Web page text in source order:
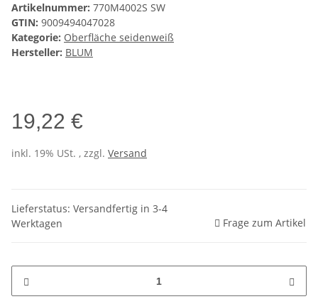
Artikelnummer: 770M4002S SW
GTIN: 9009494047028
Kategorie: Oberfläche seidenweiß
Hersteller: BLUM
19,22 €
inkl. 19% USt. , zzgl. Versand
Lieferstatus: Versandfertig in 3-4
Werktagen
Frage zum Artikel